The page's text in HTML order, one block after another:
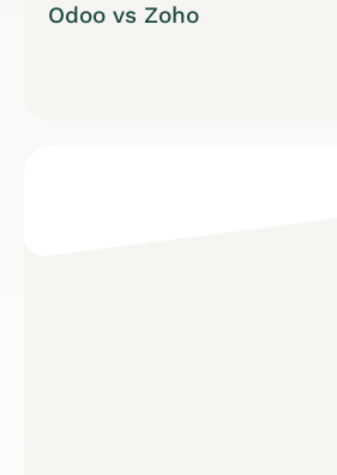
Odoo vs Zoho